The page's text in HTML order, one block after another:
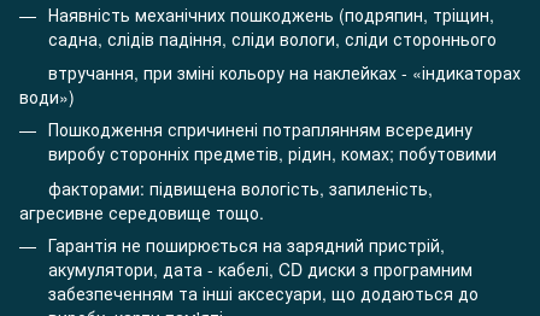
Наявність механічних пошкоджень (подряпин, тріщин,
садна, слідів падіння, сліди вологи, сліди стороннього
втручання, при зміні кольору на наклейках - «індикаторах
води»)
Пошкодження спричинені потраплянням всередину
виробу сторонніх предметів, рідин, комах; побутовими
факторами: підвищена вологість, запиленість,
агресивне середовище тощо.
Гарантія не поширюється на зарядний пристрій,
акумулятори, дата - кабелі, CD диски з програмним
забезпеченням та інші аксесуари, що додаються до